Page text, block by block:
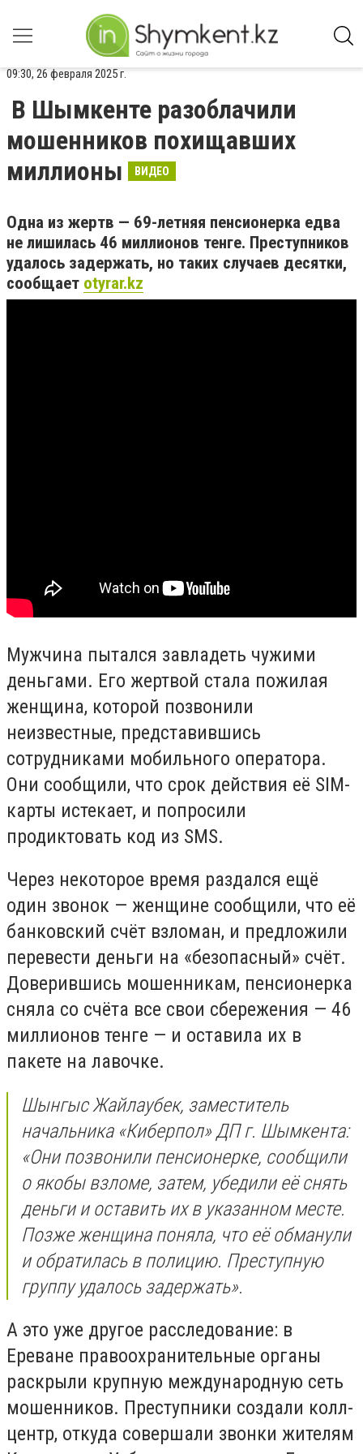
09:30, 26 февраля 2025 г.
В Шымкенте разоблачили
мошенников похищавших
миллионы
ВИДЕО
Одна из жертв — 69-летняя пенсионерка едва
не лишилась 46 миллионов тенге. Преступников
удалось задержать, но таких случаев десятки,
сообщает otyrar.kz
Мужчина пытался завладеть чужими
деньгами. Его жертвой стала пожилая
женщина, которой позвонили
неизвестные, представившись
сотрудниками мобильного оператора.
Они сообщили, что срок действия её SIM-
карты истекает, и попросили
продиктовать код из SMS.
Через некоторое время раздался ещё
один звонок — женщине сообщили, что её
банковский счёт взломан, и предложили
перевести деньги на «безопасный» счёт.
Доверившись мошенникам, пенсионерка
сняла со счёта все свои сбережения — 46
миллионов тенге — и оставила их в
пакете на лавочке.
Шынгыс Жайлаубек, заместитель
начальника «Киберпол» ДП г. Шымкента:
«Они позвонили пенсионерке, сообщили
о якобы взломе, затем, убедили её снять
деньги и оставить их в указанном месте.
Позже женщина поняла, что её обманули
и обратилась в полицию. Преступную
группу удалось задержать».
А это уже другое расследование: в
Ереване правоохранительные органы
раскрыли крупную международную сеть
мошенников. Преступники создали колл-
центр, откуда совершали звонки жителям